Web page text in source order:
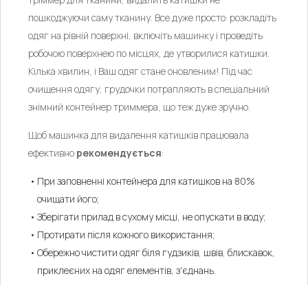
пошкоджуючи саму тканину. Все дуже просто: розкладіть
одяг на рівній поверхні, включіть машинку і проведіть
робочою поверхнею по місцях, де утворилися катишки.
Кілька хвилин, і Ваш одяг стане оновленим! Під час
очищення одягу, грудочки потрапляють в спеціальний
знімний контейнер триммера, що теж дуже зручно.
Щоб машинка для видалення катишків працювала
ефективно рекомендується:
При заповненні контейнера для катишков на 80%
очищати його;
Зберігати прилад в сухому місці, не опускати в воду;
Протирати після кожного використання;
Обережно чистити одяг біля гудзиків, швів, блискавок,
приклеєних на одяг елементів, з'єднань.